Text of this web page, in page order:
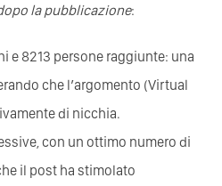
la pubblicazione:
che l’argomento (Virtual
di nicchia.
il post ha stimolato